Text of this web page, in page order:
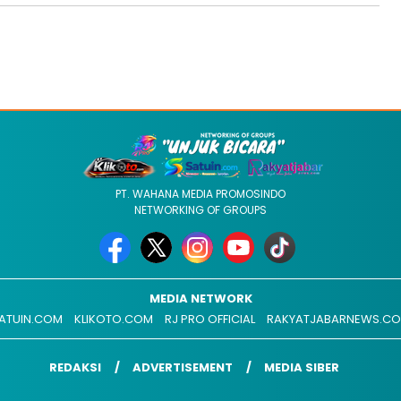
PT. WAHANA MEDIA PROMOSINDO
NETWORKING OF GROUPS
MEDIA NETWORK
KLIKOTO.COM RJ PRO OFFICIAL
REDAKSI ADVERTISEMENT MEDIA SIBER